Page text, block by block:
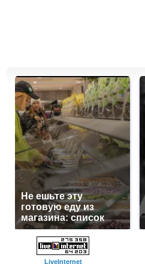
Не ешьте эту
готовую еду из
магазина: список
LiveInternet